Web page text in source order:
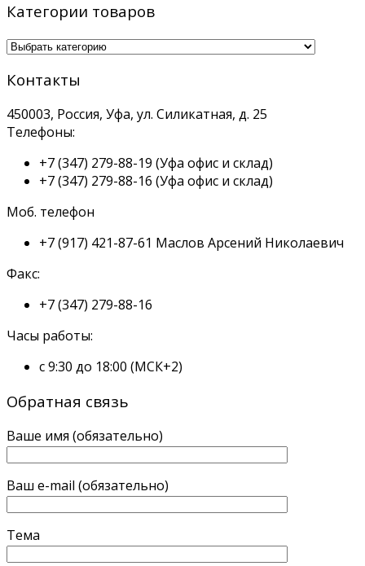
Категории товаров
Контакты
450003, Россия, Уфа, ул. Силикатная, д. 25
Телефоны:
+7 (347) 279-88-19 (Уфа офис и склад)
+7 (347) 279-88-16 (Уфа офис и склад)
Моб. телефон
+7 (917) 421-87-61 Маслов Арсений Николаевич
Факс:
+7 (347) 279-88-16
Часы работы:
с 9:30 до 18:00 (МСК+2)
Обратная связь
Ваше имя (обязательно)
Ваш e-mail (обязательно)
Тема